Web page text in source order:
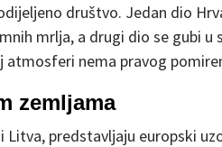
društvo. Jedan dio
mrlja, a drugi dio se gubi
nema pravog
zemljama
predstavljaju europski